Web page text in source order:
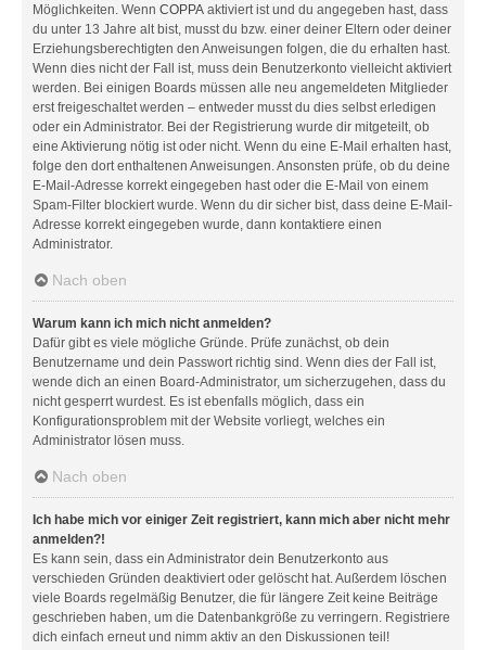
Möglichkeiten. Wenn COPPA aktiviert ist und du angegeben hast, dass
du unter 13 Jahre alt bist, musst du bzw. einer deiner Eltern oder deiner
Erziehungsberechtigten den Anweisungen folgen, die du erhalten hast.
Wenn dies nicht der Fall ist, muss dein Benutzerkonto vielleicht aktiviert
werden. Bei einigen Boards müssen alle neu angemeldeten Mitglieder
erst freigeschaltet werden – entweder musst du dies selbst erledigen
oder ein Administrator. Bei der Registrierung wurde dir mitgeteilt, ob
eine Aktivierung nötig ist oder nicht. Wenn du eine E-Mail erhalten hast,
folge den dort enthaltenen Anweisungen. Ansonsten prüfe, ob du deine
E-Mail-Adresse korrekt eingegeben hast oder die E-Mail von einem
Spam-Filter blockiert wurde. Wenn du dir sicher bist, dass deine E-Mail-
Adresse korrekt eingegeben wurde, dann kontaktiere einen
Administrator.
Nach oben
Warum kann ich mich nicht anmelden?
Dafür gibt es viele mögliche Gründe. Prüfe zunächst, ob dein
Benutzername und dein Passwort richtig sind. Wenn dies der Fall ist,
wende dich an einen Board-Administrator, um sicherzugehen, dass du
nicht gesperrt wurdest. Es ist ebenfalls möglich, dass ein
Konfigurationsproblem mit der Website vorliegt, welches ein
Administrator lösen muss.
Nach oben
Ich habe mich vor einiger Zeit registriert, kann mich aber nicht mehr
anmelden?!
Es kann sein, dass ein Administrator dein Benutzerkonto aus
verschieden Gründen deaktiviert oder gelöscht hat. Außerdem löschen
viele Boards regelmäßig Benutzer, die für längere Zeit keine Beiträge
geschrieben haben, um die Datenbankgröße zu verringern. Registriere
dich einfach erneut und nimm aktiv an den Diskussionen teil!